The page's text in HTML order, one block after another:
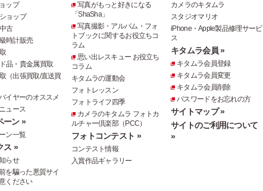
ップ
ョップ
古
時計販売
品・貴金属買取
（出張買取/直送買
イヤーのオススメ
ュース
ーン »
ン一覧
ス »
らせ
を騙った悪質サイ
ください
写真がもっと好きになる
「ShaSha」
写真撮影・アルバム・フォ
トブックに関するお役立ちコ
ラム
思い出レスキュー お役立ち
コラム
キタムラの運動会
フォトレッスン
フォトライフ四季
カメラのキタムラ フォトカ
ルチャー倶楽部（PCC）
フォトコンテスト »
コンテスト情報
入賞作品ギャラリー
カメラのキタムラ
スタジオマリオ
iPhone・Apple製品修理サービ
ス
キタムラ会員 »
キタムラ会員登録
キタムラ会員変更
キタムラ会員削除
パスワードをお忘れの方
サイトマップ »
サイトのご利用について
»